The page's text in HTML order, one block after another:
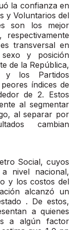
la confianza en
y Voluntarios del
son los mejor
transversal en
y posición
de la República,
y los Partidos
índices de
de 2. Estos
al segmentar
al separar por
cambian
Social, cuyos
nivel nacional,
y los costos del
alcanzó un
. De estos,
a quienes
a algún factor